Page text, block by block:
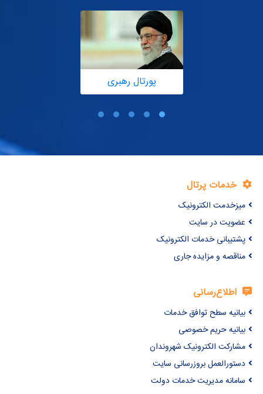
پورتال رهبری
خدمات پرتال
میزخدمت الکترونیک
عضویت در سایت
پشتیبانی خدمات الکترونیک
مناقصه و مزایده جاری
اطلاع‌رسانی
بیانیه سطح توافق خدمات
بیانیه حریم خصوصی
مشارکت الکترونیک شهروندان
دستورالعمل بروزرسانی سایت
سامانه مدیریت خدمات دولت